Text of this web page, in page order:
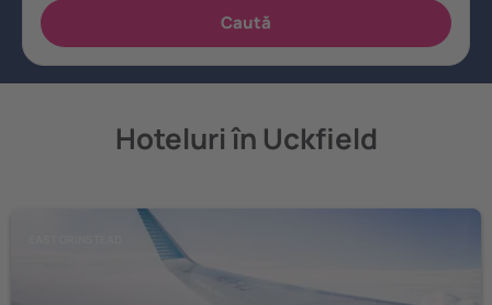
Hoteluri în Uckfield